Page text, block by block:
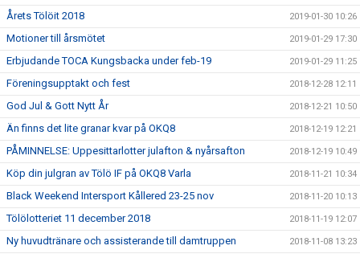
Årets Tölöit 2018 2019-01-30 10:26
Motioner till årsmötet 2019-01-29 17:30
Erbjudande TOCA Kungsbacka under feb-19 2019-01-29 11:25
Föreningsupptakt och fest 2018-12-28 12:11
God Jul & Gott Nytt År 2018-12-21 10:50
Än finns det lite granar kvar på OKQ8 2018-12-19 12:21
PÅMINNELSE: Uppesittarlotter julafton & nyårsafton 2018-12-19 10:49
Köp din julgran av Tölö IF på OKQ8 Varla 2018-11-21 10:34
Black Weekend Intersport Kållered 23-25 nov 2018-11-20 10:13
Tölölotteriet 11 december 2018 2018-11-19 12:07
Ny huvudtränare och assisterande till damtruppen 2018-11-08 13:23